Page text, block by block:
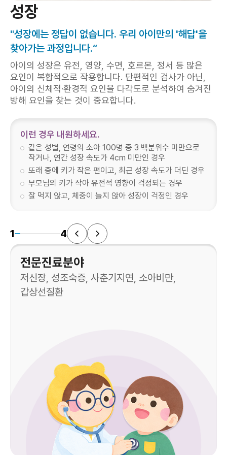
성장
"성장에는 정답이 없습니다. 우리 아이만의 '해답'을
찾아가는 과정입니다.“
아이의 성장은 유전, 영양, 수면, 호르몬, 정서 등 많은
요인이 복합적으로 작용합니다. 단편적인 검사가 아닌,
아이의 신체적·환경적 요인을 다각도로 분석하여 숨겨진
방해 요인을 찾는 것이 중요합니다.
이런 경우 내원하세요.
같은 성별, 연령의 소아 100명 중 3 백분위수 미만으로
작거나, 연간 성장 속도가 4cm 미만인 경우
또래 중에 키가 작은 편이고, 최근 성장 속도가 더딘 경우
부모님의 키가 작아 유전적 영향이 걱정되는 경우
잘 먹지 않고, 체중이 늘지 않아 성장이 걱정인 경우
정수리에서 냄새가 나거나 채취가 변함
짜증이 늘거나 감정 기복이 심해짐
BMI = 체중(kg) ÷ [신장(m)]²
저하증 의심: 이유 없는 체중 증가, 만성 피로, 변비, 저신
항진증 의심: 체중 감소, 두근거림, 더위를 못 참음, 안구
고이터(갑상선비대): 목 앞부분이 크고 튀어 나와보임
1 4
전문진료분야
저신장, 성조숙증, 사춘기지연, 소아비만,
갑상선질환